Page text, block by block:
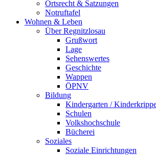
Ortsrecht & Satzungen
Notruftafel
Wohnen & Leben
Über Regnitzlosau
Grußwort
Lage
Sehenswertes
Geschichte
Wappen
ÖPNV
Bildung
Kindergarten /
Schulen
Volkshochschule
Bücherei
Soziales
Soziale Einrichtungen